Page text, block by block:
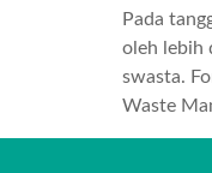
Pada
oleh lebih
swasta.
Waste